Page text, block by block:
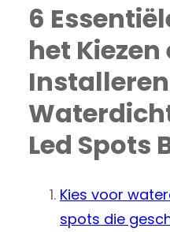
6
het Kiezen
Led Spots
Kies voor
spots die